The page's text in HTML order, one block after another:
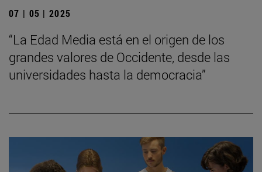
07 | 05 | 2025
“La Edad Media está en el origen de los
grandes valores de Occidente, desde las
universidades hasta la democracia”